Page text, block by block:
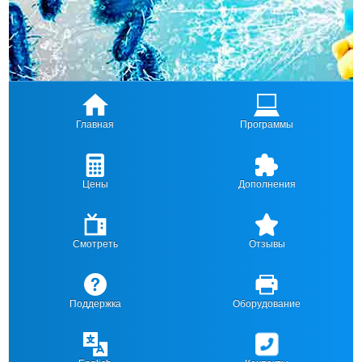
Главная Программы
Цены Дополнения
Смотреть Отзывы
Поддержка Оборудование